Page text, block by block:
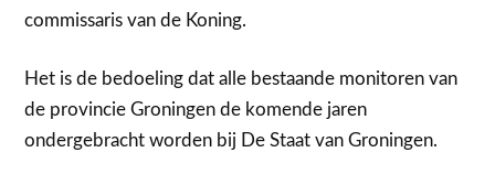
commissaris van de Koning.
Het is de bedoeling dat alle bestaande monitoren van
de provincie Groningen de komende jaren
ondergebracht worden bij De Staat van Groningen.